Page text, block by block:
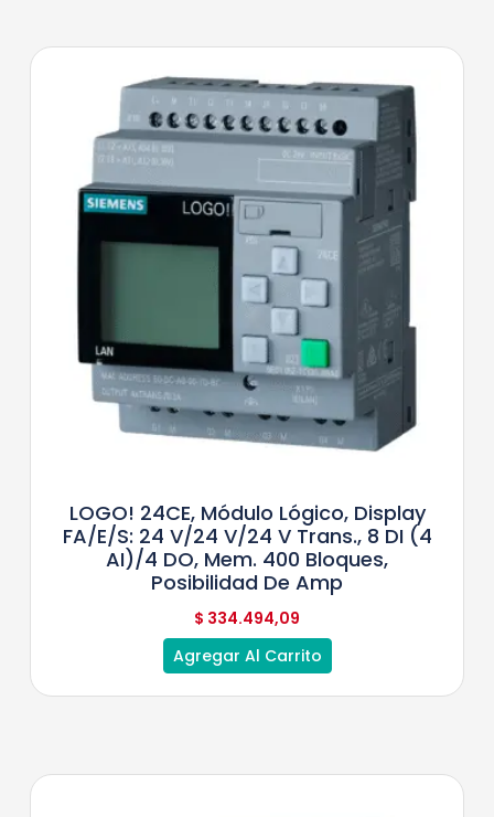
LOGO! 24CE, Módulo Lógico, Display
FA/E/S: 24 V/24 V/24 V Trans., 8 DI (4
AI)/4 DO, Mem. 400 Bloques,
Posibilidad De Amp
$ 334.494,09
Agregar Al Carrito